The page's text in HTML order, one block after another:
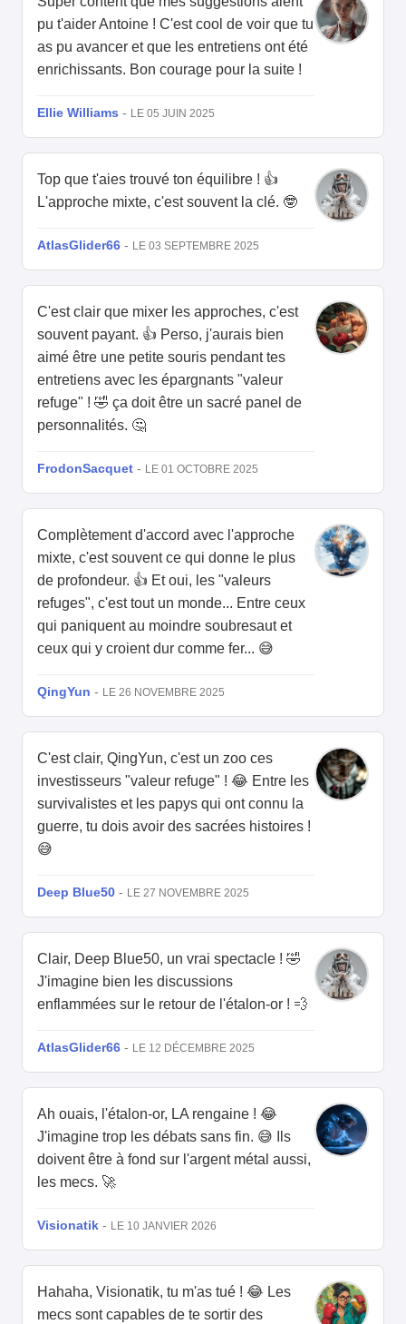
pu t'aider Antoine ! C'est cool de voir que tu
as pu avancer et que les entretiens ont été
enrichissants. Bon courage pour la suite !
Ellie Williams - LE 05 JUIN 2025
Top que t'aies trouvé ton équilibre ! 👍
L'approche mixte, c'est souvent la clé. 🤓
AtlasGlider66 - LE 03 SEPTEMBRE 2025
C'est clair que mixer les approches, c'est
souvent payant. 👍 Perso, j'aurais bien
aimé être une petite souris pendant tes
entretiens avec les épargnants "valeur
refuge" ! 🤣 ça doit être un sacré panel de
personnalités. 🤔
FrodonSacquet - LE 01 OCTOBRE 2025
Complètement d'accord avec l'approche
mixte, c'est souvent ce qui donne le plus
de profondeur. 👍 Et oui, les "valeurs
refuges", c'est tout un monde... Entre ceux
qui paniquent au moindre soubresaut et
ceux qui y croient dur comme fer... 😅
QingYun - LE 26 NOVEMBRE 2025
C'est clair, QingYun, c'est un zoo ces
investisseurs "valeur refuge" ! 😂 Entre les
survivalistes et les papys qui ont connu la
guerre, tu dois avoir des sacrées histoires !
😅
Deep Blue50 - LE 27 NOVEMBRE 2025
Clair, Deep Blue50, un vrai spectacle ! 🤣
J'imagine bien les discussions
enflammées sur le retour de l'étalon-or ! 💨
AtlasGlider66 - LE 12 DÉCEMBRE 2025
Ah ouais, l'étalon-or, LA rengaine ! 😂
J'imagine trop les débats sans fin. 😅 Ils
doivent être à fond sur l'argent métal aussi,
les mecs. 🚀
Visionatik - LE 10 JANVIER 2026
Hahaha, Visionatik, tu m'as tué ! 😂 Les
mecs sont capables de te sortir des